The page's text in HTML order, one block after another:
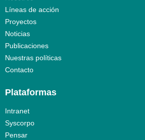
Líneas de acción
Proyectos
Noticias
Publicaciones
Nuestras políticas
Contacto
Plataformas
Intranet
Syscorpo
Pensar